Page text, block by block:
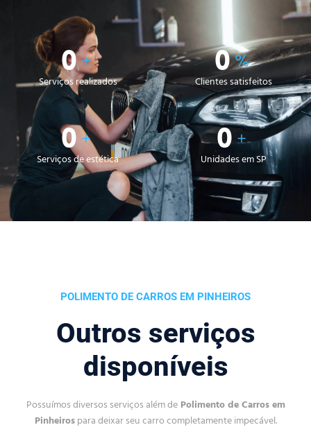
0+
Serviços realizados 0%
Clientes satisfeitos
0+
Serviços de estética 0+
Unidades em SP
POLIMENTO DE CARROS EM PINHEIROS
Outros serviços
disponíveis
Possuímos diversos serviços além dePolimento de Carros em
Pinheirospara deixar seu carro completamente impecável.